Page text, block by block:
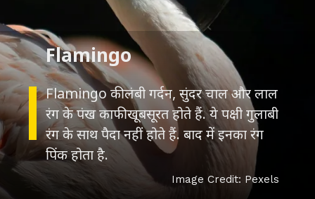
Flamingo की लंबी गर्दन, सुंदर चाल और लाल
रंग के पंख काफी खूबसूरत होते हैं. ये पक्षी गुलाबी
रंग के साथ पैदा नहीं होते हैं. बाद में इनका रंग
Flamingo
Image Credit: Pexels